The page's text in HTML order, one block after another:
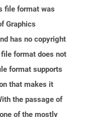
file format was
Graphics
has no copyright
format does not
format supports
that makes it
the passage of
of the mostly